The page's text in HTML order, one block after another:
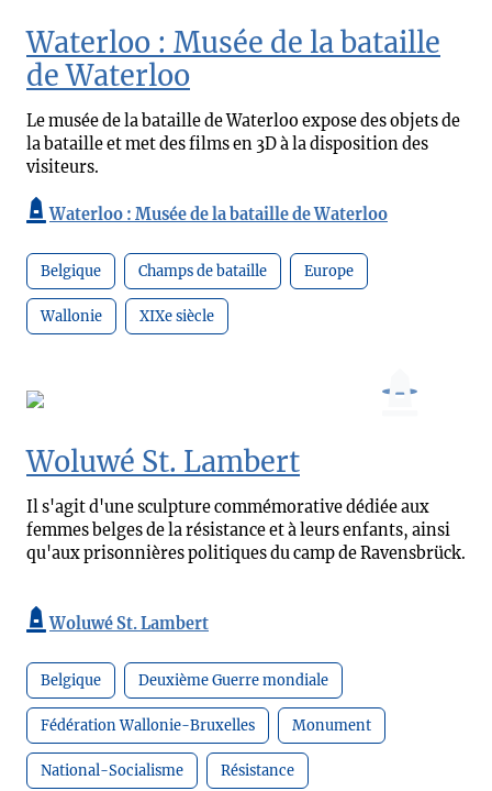
Waterloo : Musée de la bataille
de Waterloo
Le musée de la bataille de Waterloo expose des objets de
la bataille et met des films en 3D à la disposition des
visiteurs.
Waterloo : Musée de la bataille de Waterloo
Belgique Champs de bataille Europe
Wallonie XIXe siècle
Woluwé St. Lambert
Il s'agit d'une sculpture commémorative dédiée aux
femmes belges de la résistance et à leurs enfants, ainsi
qu'aux prisonnières politiques du camp de Ravensbrück.
Woluwé St. Lambert
Belgique Deuxième Guerre mondiale
Fédération Wallonie-Bruxelles Monument
National-Socialisme Résistance